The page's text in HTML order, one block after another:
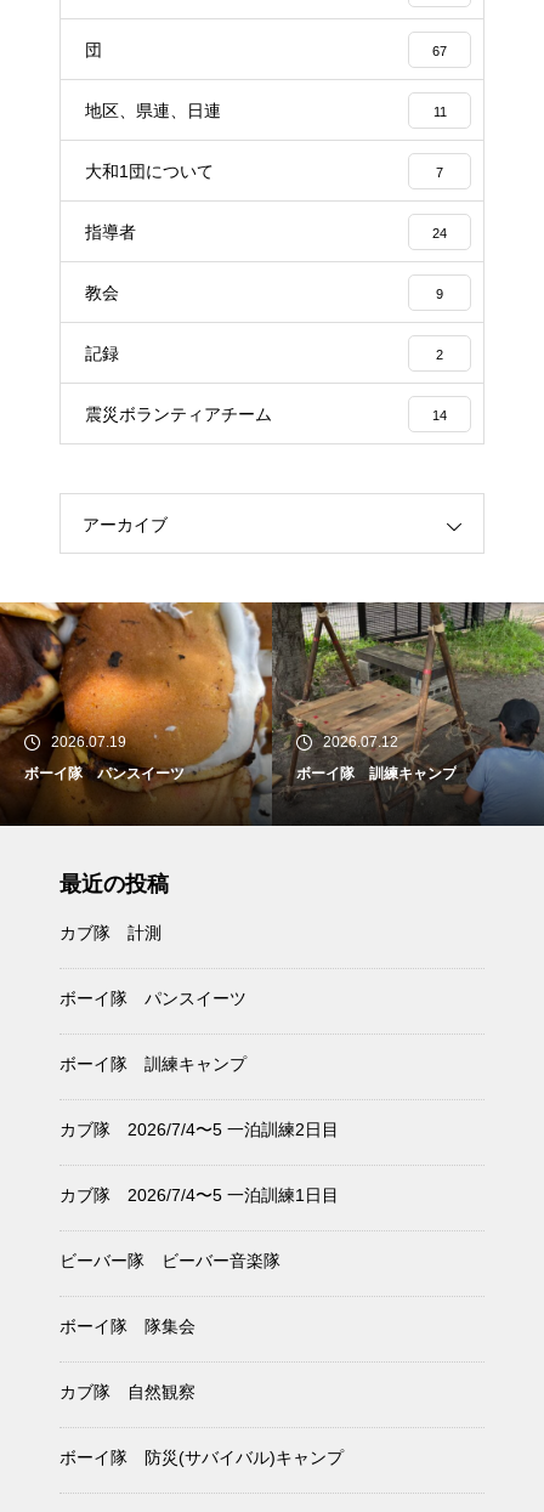
団 67
地区、県連、日連 11
大和1団について 7
指導者 24
教会 9
記録 2
震災ボランティアチーム 14
アーカイブ
2026.07.19
ボーイ隊 パンスイーツ
2026.07.12
ボーイ隊 訓練キャンプ
最近の投稿
カブ隊 計測
ボーイ隊 パンスイーツ
ボーイ隊 訓練キャンプ
カブ隊 2026/7/4〜5 一泊訓練2日目
カブ隊 2026/7/4〜5 一泊訓練1日目
ビーバー隊 ビーバー音楽隊
ボーイ隊 隊集会
カブ隊 自然観察
ボーイ隊 防災(サバイバル)キャンプ